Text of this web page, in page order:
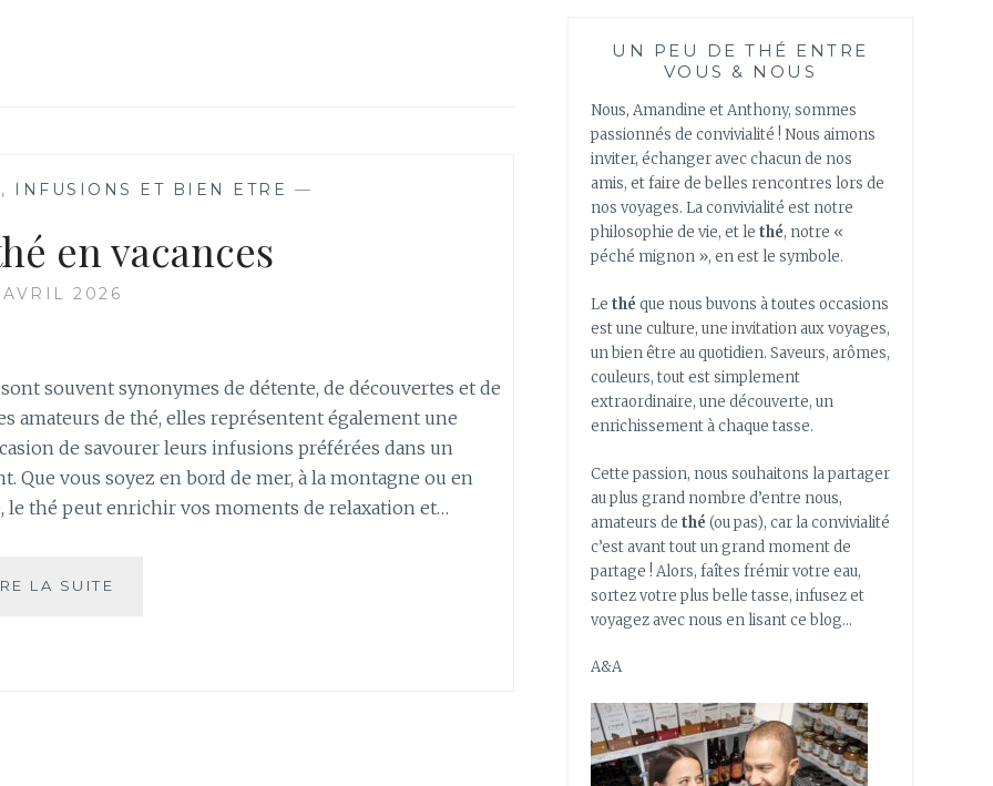
, INFUSIONS ET BIEN ETRE —
en vacances
AVRIL 2026
sont souvent synonymes de détente, de découvertes et de
amateurs de thé, elles représentent également une
de savourer leurs infusions préférées dans un
Que vous soyez en bord de mer, à la montagne ou en
le thé peut enrichir vos moments de relaxation et…
LA SUITE
UN PEU DE THÉ ENTRE
VOUS & NOUS
Nous, Amandine et Anthony, sommes
passionnés de convivialité ! Nous aimons
inviter, échanger avec chacun de nos
amis, et faire de belles rencontres lors de
nos voyages. La convivialité est notre
philosophie de vie, et le thé, notre «
péché mignon », en est le symbole.
Le thé que nous buvons à toutes occasions
est une culture, une invitation aux voyages,
un bien être au quotidien. Saveurs, arômes,
couleurs, tout est simplement
extraordinaire, une découverte, un
enrichissement à chaque tasse.
Cette passion, nous souhaitons la partager
au plus grand nombre d’entre nous,
amateurs de thé (ou pas), car la convivialité
c’est avant tout un grand moment de
partage ! Alors, faîtes frémir votre eau,
sortez votre plus belle tasse, infusez et
voyagez avec nous en lisant ce blog…
A&A